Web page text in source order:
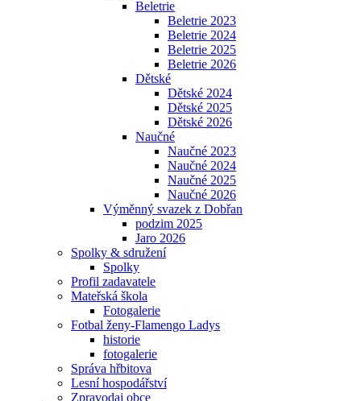
Beletrie
Beletrie 2023
Beletrie 2024
Beletrie 2025
Beletrie 2026
Dětské
Dětské 2024
Dětské 2025
Dětské 2026
Naučné
Naučné 2023
Naučné 2024
Naučné 2025
Naučné 2026
Výměnný svazek z Dobřan
podzim 2025
Jaro 2026
Spolky & sdružení
Spolky
Profil zadavatele
Mateřská škola
Fotogalerie
Fotbal ženy-Flamengo Ladys
historie
fotogalerie
Správa hřbitova
Lesní hospodářství
Zpravodaj obce